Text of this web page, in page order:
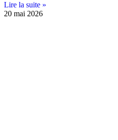
Lire la suite »
20 mai 2026